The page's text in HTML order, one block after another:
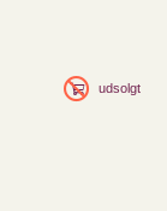
udsolgt